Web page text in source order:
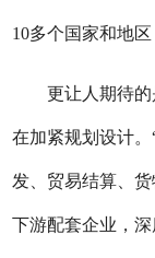
10多个国家和地
更让人期待的
在加紧规划设计
发、贸易结算、
下游配套企业，